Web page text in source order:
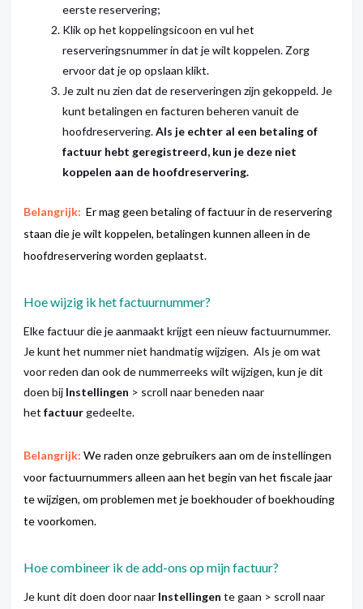
eerste reservering;
Klik op het koppelingsicoon en vul het
reserveringsnummer in dat je wilt koppelen. Zorg
ervoor dat je op opslaan klikt.
Je zult nu zien dat de reserveringen zijn gekoppeld. Je
kunt betalingen en facturen beheren vanuit de
hoofdreservering.Als je echter al een betaling of
factuur hebt geregistreerd, kun je deze niet
koppelen aan de hoofdreservering.
Belangrijk: Er mag geen betaling of factuur in de reservering
staan die je wilt koppelen, betalingen kunnen alleen in de
hoofdreservering worden geplaatst.
Hoe wijzig ik het factuurnummer?
Elke factuur die je aanmaakt krijgt een nieuw factuurnummer.
Je kunt het nummer niet handmatig wijzigen. Als je om wat
voor reden dan ook de nummerreeks wilt wijzigen, kun je dit
doen bij Instellingen > scroll naar beneden naar
het factuurgedeelte.
Belangrijk: We raden onze gebruikers aan om de instellingen
voor factuurnummers alleen aan het begin van het fiscale jaar
te wijzigen, om problemen met je boekhouder of boekhouding
te voorkomen.
Hoe combineer ik de add-ons op mijn factuur?
Je kunt dit doen door naar Instellingen te gaan > scroll naar